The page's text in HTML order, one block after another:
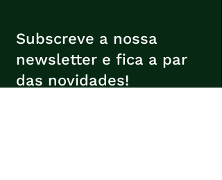
Subscreve a nossa
newsletter e fica a par
das novidades!